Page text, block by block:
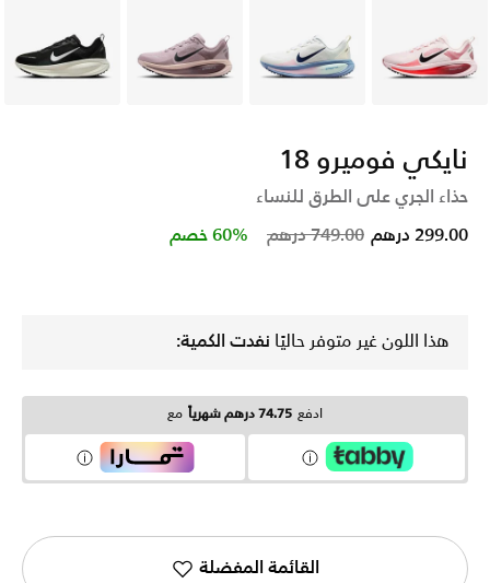
وردي أبيض أحمر أسود
نايكي فوميرو 18
حذاء الجري على الطرق للنساء
Price reduced from
749.00 درهم to 299.00 درهم 60% خصم
هذا اللون غير متوفر حاليًا نفدت الكمية:
ادفع 74.75 درهم شهرياً مع
القائمة المفضلة